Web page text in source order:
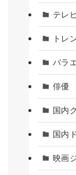
テレ
トレ
バラ
俳優
国内
国内
映画